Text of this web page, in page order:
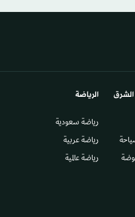
الشرق​ الرياضة
رياضة سعودية
رياضة عربية
رياضة عالمية